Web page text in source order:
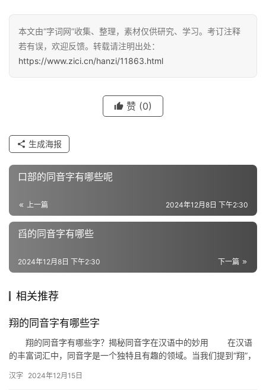
汉
字
反
义
词
近
词
词
音
本文由“字词网”收集、整理，素材仅供研究、学习。考订注释
若有误，欢迎反馈。转载请注明出处：
https://www.zici.cn/hanzi/11863.html
赞 (0)
生成海报
口部的同音字有哪些呢
上一篇 2024年12月8日 下午2:30
舀的同音字有哪些
下一篇
2024年12月8日 下午2:30
相关推荐
翔的同音字有哪些字
翔的同音字有哪些字？揭秘同音字在汉语中的妙用 在汉语
的丰富词汇中，同音字是一个独特且有趣的领域。当我们提到“翔”，
汉字 2024年12月15日